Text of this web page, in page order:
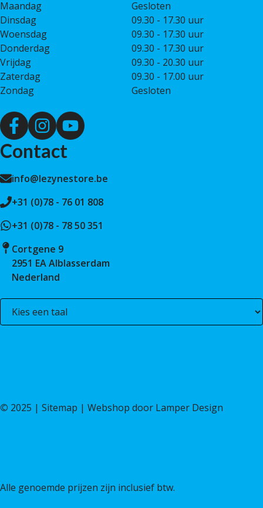
Maandag
Gesloten
Dinsdag
09.30 - 17.30 uur
Woensdag
09.30 - 17.30 uur
Donderdag
09.30 - 17.30 uur
Vrijdag
09.30 - 20.30 uur
Zaterdag
09.30 - 17.00 uur
Zondag
Gesloten
Contact
info@lezynestore.be
+31 (0)78 - 76 01 808
+31 (0)78 - 78 50 351
Cortgene 9
2951 EA Alblasserdam
Nederland
© 2025 | Sitemap | Webshop door Lamper Design
Alle genoemde prijzen zijn inclusief btw.